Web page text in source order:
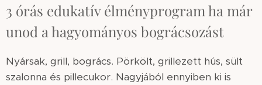
3 órás edukatív élményprogram ha már
unod a hagyományos bográcsozást
Nyársak, grill, bogrács. Pörkölt, grillezett hús, sült
szalonna és pillecukor. Nagyjából ennyiben ki is